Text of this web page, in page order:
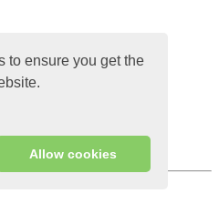
to ensure you get the
Allow cookies